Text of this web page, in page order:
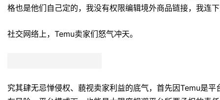
格也是他们自己定的，我没有权限编辑境外商品链接，我连
社交网络上，Temu卖家们怒气冲天。